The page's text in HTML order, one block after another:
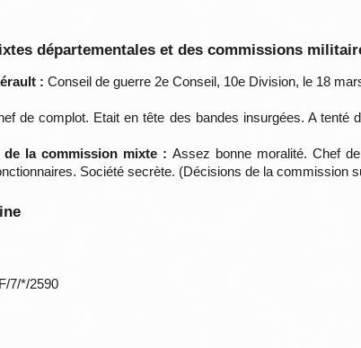
départementales et des commissions
: Conseil de guerre 2e Conseil, 10e Division, le 18
de complot. Etait en tête des bandes insurgées. A tenté
la commission mixte : Assez bonne moralité. Chef
Société secrète. (Décisions de la commission
7/*/2590